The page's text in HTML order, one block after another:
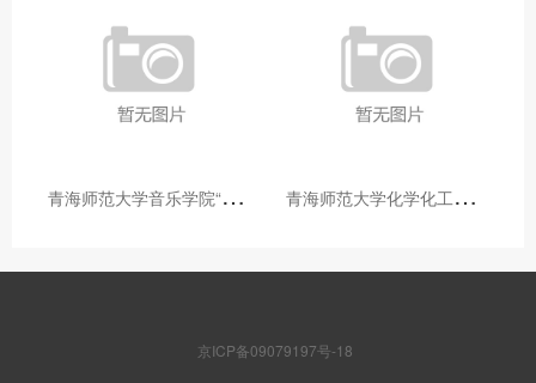
青
海师范大学音乐学院“青舞华章”本科舞蹈专业中期汇报圆满落幕 青
海师范大学化学化工学院开展铸牢中华民族共同体意识大讲堂活动
京ICP备09079197号-18